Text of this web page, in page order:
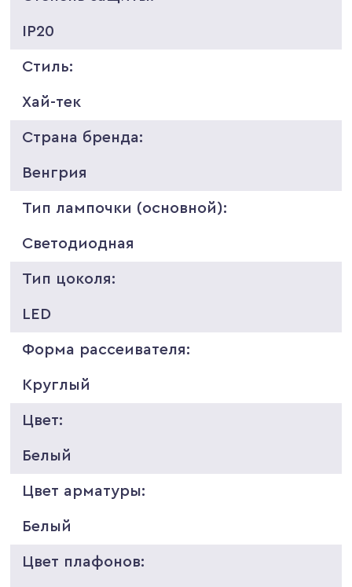
IP20
Стиль:
Хай-тек
Страна бренда:
Венгрия
Тип лампочки (основной):
Светодиодная
Тип цоколя:
LED
Форма рассеивателя:
Круглый
Цвет:
Белый
Цвет арматуры:
Белый
Цвет плафонов: